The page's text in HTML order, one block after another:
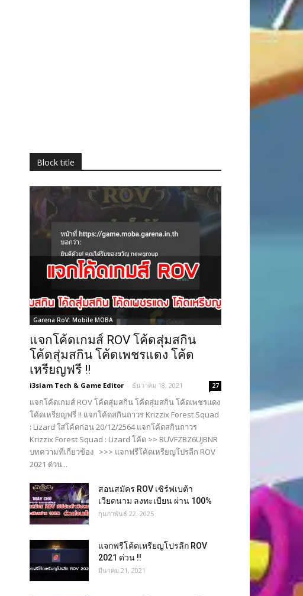
Block title
Garena RoV: Mobile MOBA
แจกโค้ดเกมส์ ROV โค้ดสุ่มสกิน
โค้ดสุ่มสกิน โค้ดเพชรแดง โค้ด
เหรียญฟรี !!
i3siam Tech & Game Editor - ธันวาคม 18, 2021 27
แจกโค้ดเกมส์ ROV โค้ดสุ่มสกิน โค้ดสุ่มสกิน โค้ดเพชรแดง
โค้ดเหรียญฟรี !! แจกโค้ดสกินถาวร Krizzix Forest Squad
: Lizard ใส่โค้ดก่อน 20/12/2564 แจกโค้ดสกินถาวร
Krizzix Forest Squad : Lizard โค้ด >> BUVFZBZ6UJBNR
บทความที่เกี่ยวข้อง >>> แจกฟรีโค้ดเหรียญโปรลีก ROV
2021 ด่วน...
สอนสมัคร ROV เซิร์ฟเบต้า
เวียดนาม ลงทะเบียน ผ่าน 100%
กุมภาพันธ์ 22, 2025
แจกฟรีโค้ดเหรียญโปรลีก ROV
2021 ด่วน !!
มีนาคม 21, 2021